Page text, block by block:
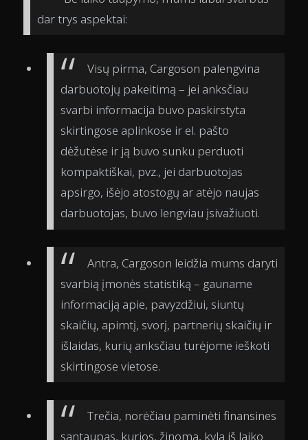
dar trys aspektai:
Visų pirma, Cargoson palengvina
darbuotojų pakeitimą – jei anksčiau
svarbi informacija buvo paskirstyta
skirtingose aplinkose ir el. pašto
dėžutėse ir ją buvo sunku perduoti
kompaktiškai, pvz., jei darbuotojas
apsirgo, išėjo atostogų ar atėjo naujas
darbuotojas, buvo lengviau įsivažiuoti.
Antra, Cargoson leidžia mums daryti
svarbią įmonės statistiką – gauname
informaciją apie, pavyzdžiui, siuntų
skaičių, apimtį, svorį, partnerių skaičių ir
išlaidas, kurių anksčiau turėjome ieškoti
skirtingose vietose.
Trečia, norėčiau paminėti finansines
santaupas, kurios, žinoma, kyla iš laiko